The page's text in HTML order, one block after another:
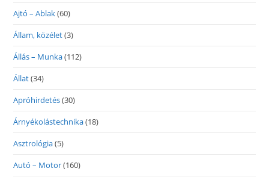
Ajtó – Ablak(60)
Állam, közélet(3)
Állás – Munka(112)
Állat(34)
Apróhirdetés(30)
Árnyékolástechnika(18)
Asztrológia(5)
Autó – Motor(160)